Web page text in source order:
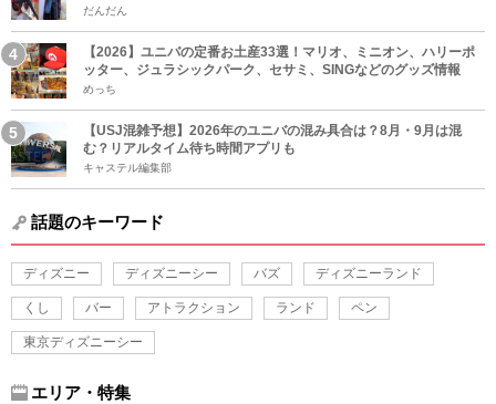
だんだん
【2026】ユニバの定番お土産33選！マリオ、ミニオン、ハリーポ
ッター、ジュラシックパーク、セサミ、SINGなどのグッズ情報
めっち
【USJ混雑予想】2026年のユニバの混み具合は？8月・9月は混
む？リアルタイム待ち時間アプリも
キャステル編集部
話題のキーワード
ディズニー ディズニーシー バズ ディズニーランド
くし バー アトラクション ランド ペン
東京ディズニーシー
エリア・特集